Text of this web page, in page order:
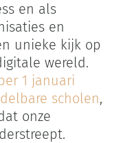
en als
en
unieke kijk op
wereld.
1 januari
scholen,
onze